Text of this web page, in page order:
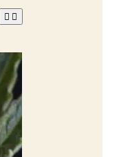
 